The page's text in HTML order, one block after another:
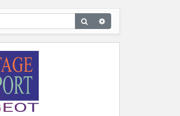
Rechercher
avancée